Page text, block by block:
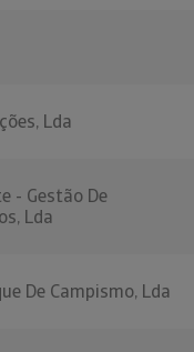
Lda
- Gestão De
Lda
De Campismo, Lda